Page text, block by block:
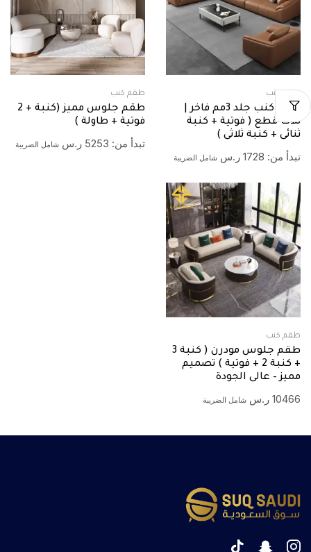
طقم كنب
طقم كنب جلد 3مم فاخر |
ثلاث قطع ( فوتية + كنبة
ثنائى + كنبة ثلاثى )
تبدأ من: 1728 ر.س شامل الضريبة
طقم كنب
طقم جلوس مميز (كنبة + 2
فوتية + طاولة )
تبدأ من: 5253 ر.س شامل الضريبة
طقم كنب
طقم جلوس مودرن ( كنبة 3
+ كنبة 2 + فوتية ) تصميم
مميز – عالى الجودة
10466 ر.س شامل الضريبة